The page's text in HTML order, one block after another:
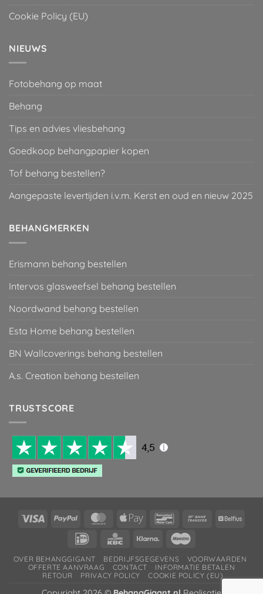
Cookie Policy (EU)
NIEUWS
Fotobehang op maat
Behang
Tips en advies vliesbehang
Goedkoop behangpapier kopen
Tof behang bestellen?
Aangepaste levertijden i.v.m. Kerst en oud en nieuw 2025
BEHANGMERKEN
Erismann behang bestellen
Intervos glasweefsel behang bestellen
Noordwand behang bestellen
Esta Home behang bestellen
BN Wallcoverings behang bestellen
A.s. Creation behang bestellen
TRUSTSCORE
Visa PayPal MasterCard
Apple
BancontactBank
IDeal
KBC Klarna
OVER BEHANGGIGANT BEDRIJFSGEGEVENS
VOORWAARDEN
OFFERTE AANVRAAG
CONTACT
INFORMATIE BETALEN
RETOUR
PRIVACY POLICY COOKIE POLICY (EU)